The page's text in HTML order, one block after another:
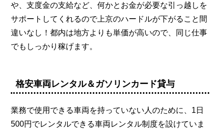
や、支度金の支給など、何かとお金が必要な引っ越しを
サポートしてくれるので上京のハードルが下がること間
違いなし！都内は地方よりも単価が高いので、同じ仕事
でもしっかり稼げます。
格安車両レンタル＆ガソリンカード貸与
業務で使用できる車両を持っていない人のために、1日
500円でレンタルできる車両レンタル制度を設けていま